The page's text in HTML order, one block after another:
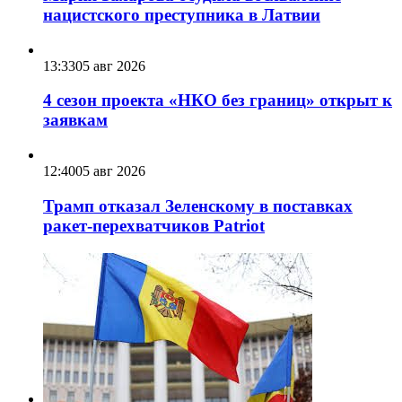
нацистского преступника в Латвии
13:3305 авг 2026
4 сезон проекта «НКО без границ» открыт к
заявкам
12:4005 авг 2026
Трамп отказал Зеленскому в поставках
ракет-перехватчиков Patriot